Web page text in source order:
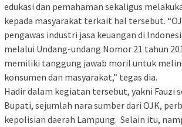
edukasi dan pemahaman sekaligus
kepada masyarakat terkait hal tersebut.
pengawas industri jasa keuangan di
melalui Undang-undang Nomor 21 tahun
memiliki tanggung jawab moril untuk
konsumen dan masyarakat,” tegas dia.
Hadir dalam kegiatan tersebut, yakni Fauzi
Bupati, sejumlah nara sumber dari OJK,
kepolisian daerah Lampung. Selain itu,